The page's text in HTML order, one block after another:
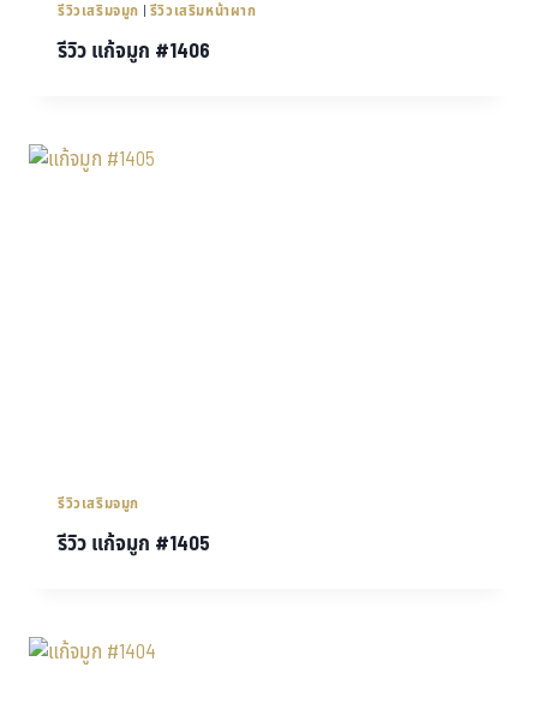
รีวิวเสริมจมูก | รีวิวเสริมหน้าผาก
รีวิว แก้จมูก #1406
รีวิวเสริมจมูก
รีวิว แก้จมูก #1405